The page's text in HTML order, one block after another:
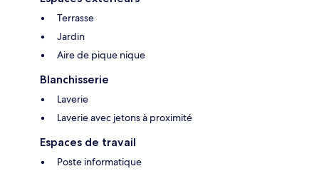
Terrasse
Jardin
Aire de pique nique
Blanchisserie
Laverie
Laverie avec jetons à proximité
Espaces de travail
Poste informatique